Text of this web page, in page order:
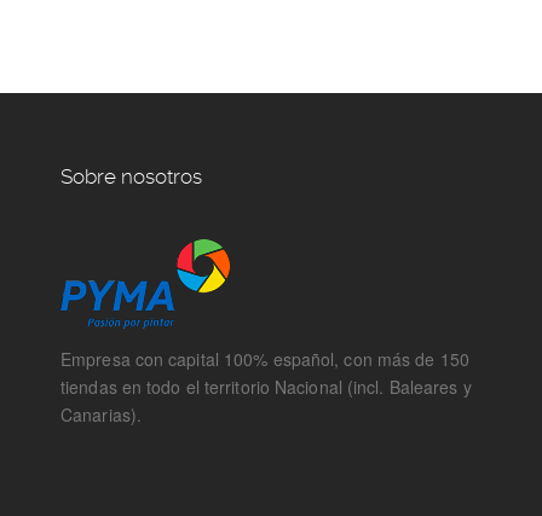
Sobre nosotros
Empresa con capital 100% español, con más de 150
tiendas en todo el territorio Nacional (incl. Baleares y
Canarias).